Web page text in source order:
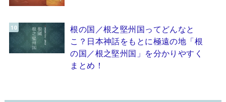
根の国／根之堅州国ってどんなと
こ？日本神話をもとに極遠の地「根
の国／根之堅州国」を分かりやすく
まとめ！